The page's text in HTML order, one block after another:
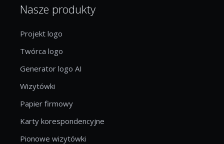
Nasze produkty
Projekt logo
Twórca logo
Generator logo AI
Wizytówki
Papier firmowy
Karty korespondencyjne
Pionowe wizytówki